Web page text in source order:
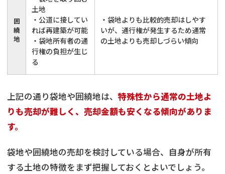
囲
繞
地
土地
・公道に接してい
れば再建築が可能
・袋地所有者の通
行権の負担が生じ
る
・袋地よりも比較的売却はしやす
いが、通行権が発生するため通常
の土地よりも売却しづらい傾向
上記の通り袋地や囲繞地は、 特殊性から通常の土地よ
りも売却が難しく、売却金額も安くなる傾向がありま
す。
袋地や囲繞地の売却を検討している場合、自身が所有
する土地の特徴をまず把握しておくとよいでしょう。